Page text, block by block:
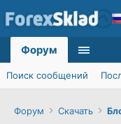
Форум Скачать
Форум
Поиск сообщений